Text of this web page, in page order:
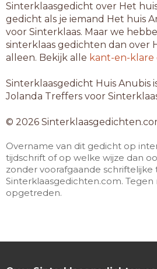
Sinterklaasgedicht over Het huis
gedicht als je iemand Het huis
voor Sinterklaas. Maar we
sinterklaas gedichten dan over
alleen. Bekijk alle kant-en-
Sinterklaasgedicht Huis Anubis
Jolanda Treffers voor
© 2026
Overname van dit gedicht op
tijdschrift of op welke wijze dan
zonder voorafgaande
Sinterklaasgedichten.com.
opgetreden.